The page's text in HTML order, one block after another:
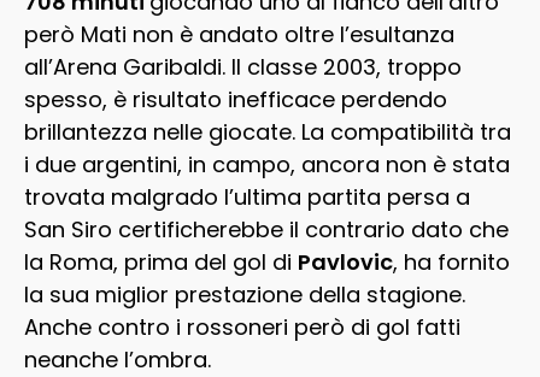
però Mati non è andato oltre l’esultanza
all’Arena Garibaldi. Il classe 2003, troppo
spesso, è risultato inefficace perdendo
brillantezza nelle giocate. La compatibilità tra
i due argentini, in campo, ancora non è stata
trovata malgrado l’ultima partita persa a
San Siro certificherebbe il contrario dato che
la Roma, prima del gol di Pavlovic, ha fornito
la sua miglior prestazione della stagione.
Anche contro i rossoneri però di gol fatti
neanche l’ombra.